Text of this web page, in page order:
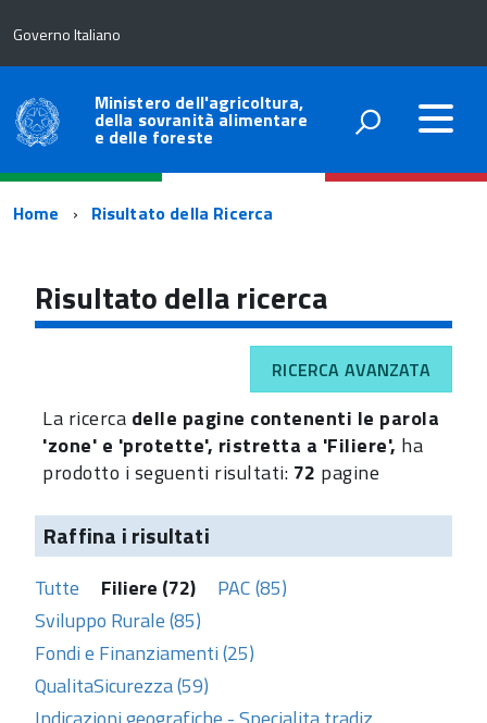
Governo Italiano
Ministero dell'agricoltura,
della sovranità alimentare
e delle foreste
Percorso
navigazione
Home Risultato della Ricerca
Risultato della ricerca
RICERCA AVANZATA
La ricerca delle pagine contenenti le parola
'zone' e 'protette', ristretta a 'Filiere', ha
prodotto i seguenti risultati: 72 pagine
Raffina i risultati
Tutte Filiere (72)
PAC (85)
Sviluppo Rurale (85)
Fondi e Finanziamenti (25)
QualitaSicurezza (59)